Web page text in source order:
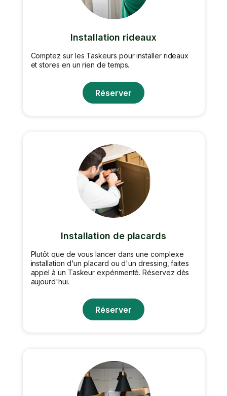
Installation rideaux
Comptez sur les Taskeurs pour installer rideaux
et stores en un rien de temps.
Réserver
Installation de placards
Plutôt que de vous lancer dans une complexe
installation d'un placard ou d'un dressing, faites
appel à un Taskeur expérimenté. Réservez dès
aujourd'hui.
Réserver